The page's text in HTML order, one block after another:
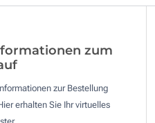
zum
zur Bestellung
erhalten Sie Ihr virtuelles